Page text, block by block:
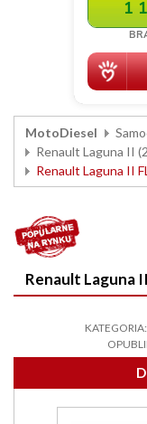
MotoDiesel
Renault Laguna II
Renault Laguna II
Renault Laguna
KATEGORIA: